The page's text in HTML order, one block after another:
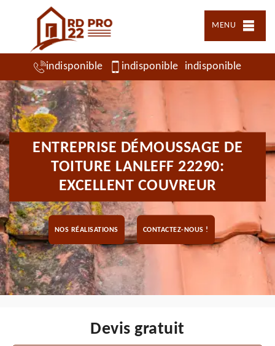
MENU
indisponible indisponible indisponible
ENTREPRISE DÉMOUSSAGE DE
TOITURE LANLEFF 22290:
EXCELLENT COUVREUR
NOS RÉALISATIONS CONTACTEZ-NOUS !
Devis gratuit